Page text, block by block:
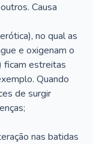
Causa
no qual as
e oxigenam o
ficam estreitas
Quando
de surgir
nas batidas